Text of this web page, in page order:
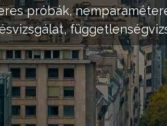
próbák,
,